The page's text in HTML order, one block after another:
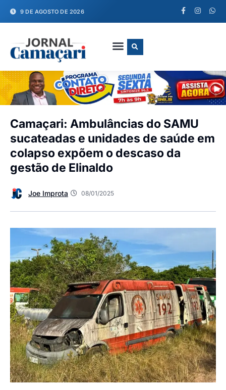
9 DE AGOSTO DE 2026
Camaçari: Ambulâncias do SAMU
sucateadas e unidades de saúde em
colapso expõem o descaso da
gestão de Elinaldo
Joe Improta 08/01/2025